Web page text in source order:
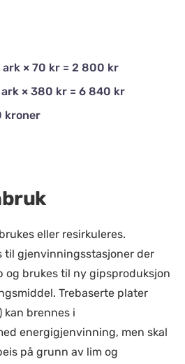
× 70 kr = 2 800 kr
× 380 kr = 6 840 kr
kroner
eller resirkuleres.
til gjenvinningsstasjoner der
og brukes til ny gipsproduksjon
Trebaserte plater
kan brennes i
energigjenvinning, men skal
på grunn av lim og